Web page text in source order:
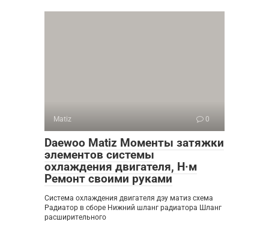
Matiz 0
Daewoo Matiz Моменты затяжки
элементов системы
охлаждения двигателя, Н·м
Ремонт своими руками
Система охлаждения двигателя дэу матиз схема
Радиатор в сборе Нижний шланг радиатора Шланг
расширительного